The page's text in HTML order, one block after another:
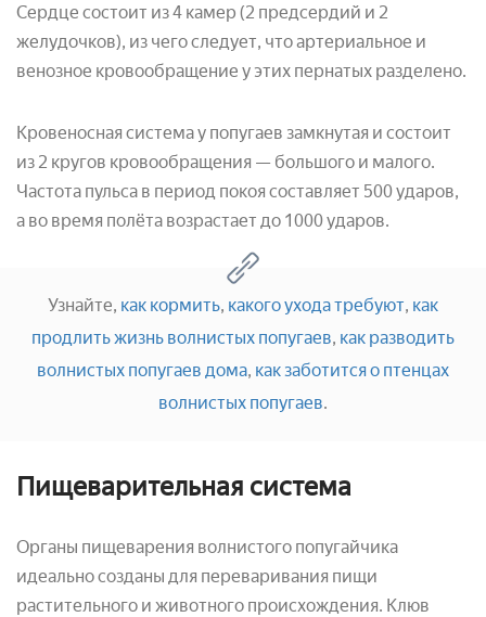
Сердце состоит из 4 камер (2 предсердий и 2
желудочков), из чего следует, что артериальное и
венозное кровообращение у этих пернатых разделено.
Кровеносная система у попугаев замкнутая и состоит
из 2 кругов кровообращения — большого и малого.
Частота пульса в период покоя составляет 500 ударов,
а во время полёта возрастает до 1000 ударов.
Узнайте, как кормить, какого ухода требуют, как
продлить жизнь волнистых попугаев, как разводить
волнистых попугаев дома, как заботится о птенцах
волнистых попугаев.
Пищеварительная система
Органы пищеварения волнистого попугайчика
идеально созданы для переваривания пищи
растительного и животного происхождения. Клюв